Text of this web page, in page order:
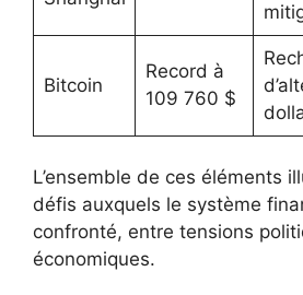
Bitcoin
Record à
109 760 $
L’ensemble de ces éléments
défis auxquels le système
confronté, entre tensions
économiques.